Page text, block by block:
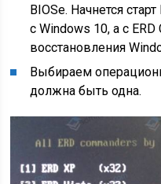
BIOSe. Начнется
с Windows 10, а с
восстановления
Выбираем
должна быть одна.